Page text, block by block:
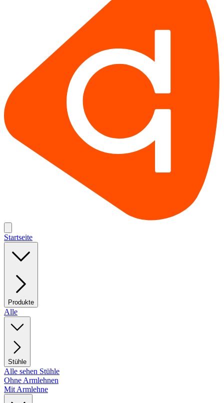
Startseite
Produkte
Alle
Stühle
Alle sehen Stühle
Ohne Armlehnen
Mit Armlehne